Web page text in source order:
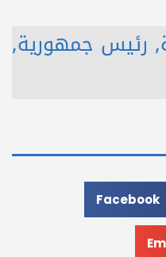
, رئيس جمهورية,
Facebook